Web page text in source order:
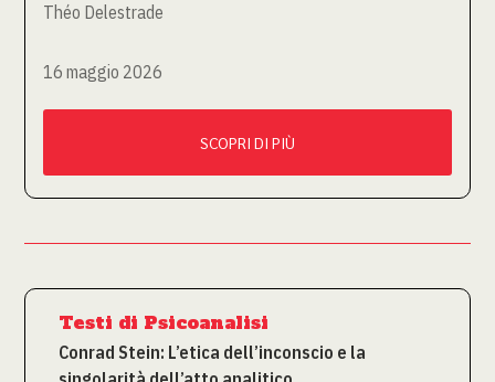
Théo Delestrade
16 maggio 2026
SCOPRI DI PIÙ
Testi di Psicoanalisi
Conrad Stein: L’etica dell’inconscio e la